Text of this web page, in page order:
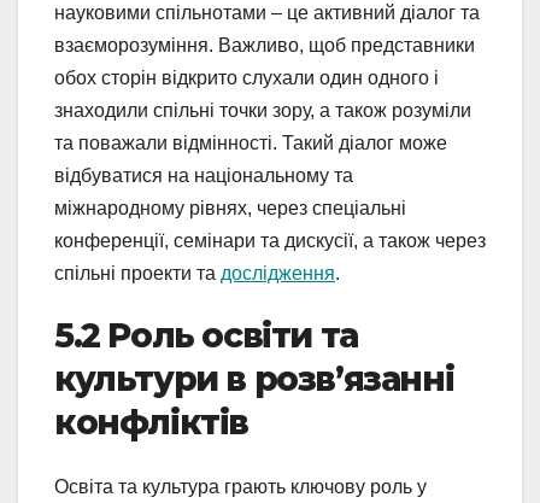
науковими спільнотами – це активний діалог та
взаєморозуміння. Важливо, щоб представники
обох сторін відкрито слухали один одного і
знаходили спільні точки зору, а також розуміли
та поважали відмінності. Такий діалог може
відбуватися на національному та
міжнародному рівнях, через спеціальні
конференції, семінари та дискусії, а також через
спільні проекти та дослідження.
5.2 Роль освіти та
культури в розв’язанні
конфліктів
Освіта та культура грають ключову роль у